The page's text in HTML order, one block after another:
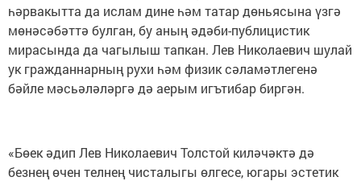
һәрвакытта да ислам дине һәм татар дөньясына үзгә
мөнәсәбәттә булган, бу аның әдәби-публицистик
мирасында да чагылыш тапкан. Лев Николаевич шулай
ук гражданнарның рухи һәм физик сәламәтлегенә
бәйле мәсьәләләргә дә аерым игътибар биргән.
«Бөек әдип Лев Николаевич Толстой киләчәктә дә
безнең өчен телнең чисталыгы өлгесе, югары эстетик